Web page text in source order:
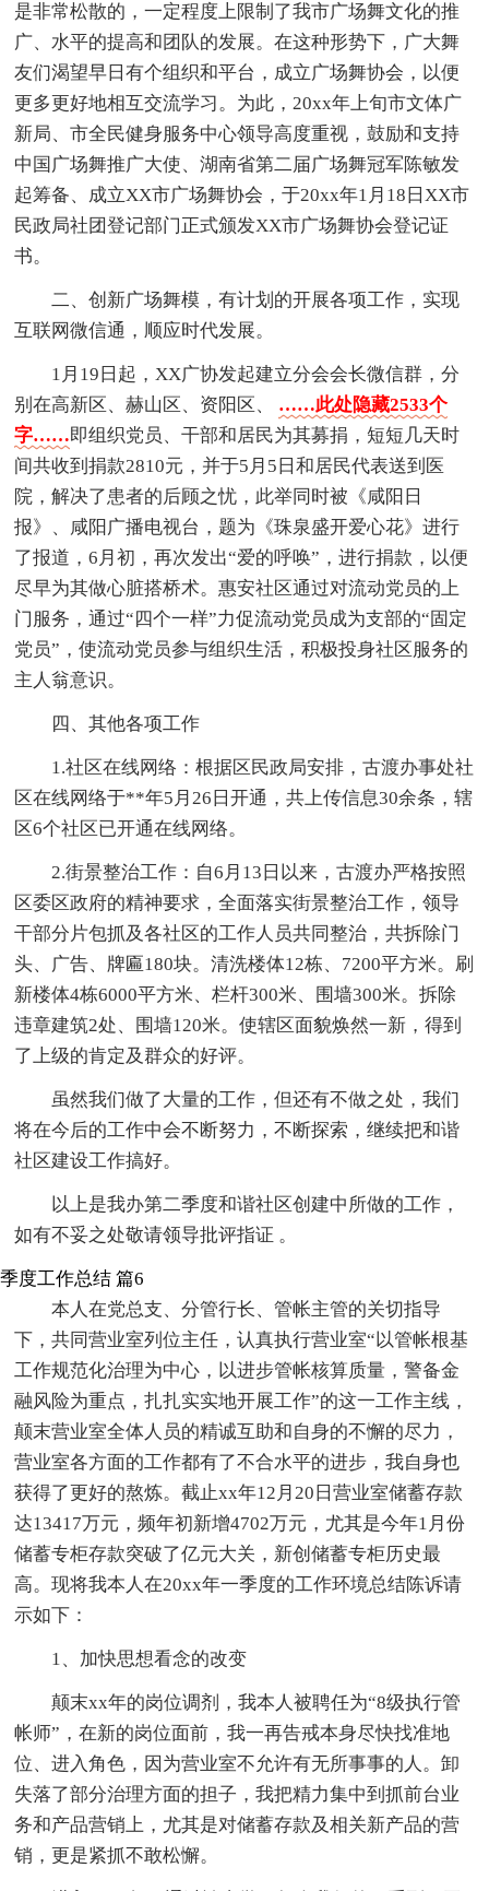
是非常松散的，一定程度上限制了我市广场舞文化的推
广、水平的提高和团队的发展。在这种形势下，广大舞
友们渴望早日有个组织和平台，成立广场舞协会，以便
更多更好地相互交流学习。为此，20xx年上旬市文体广
新局、市全民健身服务中心领导高度重视，鼓励和支持
中国广场舞推广大使、湖南省第二届广场舞冠军陈敏发
起筹备、成立XX市广场舞协会，于20xx年1月18日XX市
民政局社团登记部门正式颁发XX市广场舞协会登记证
书。
二、创新广场舞模，有计划的开展各项工作，实现
互联网微信通，顺应时代发展。
1月19日起，XX广协发起建立分会会长微信群，分
别在高新区、赫山区、资阳区、 ……此处隐藏2533个
字……即组织党员、干部和居民为其募捐，短短几天时
间共收到捐款2810元，并于5月5日和居民代表送到医
院，解决了患者的后顾之忧，此举同时被《咸阳日
报》、咸阳广播电视台，题为《珠泉盛开爱心花》进行
了报道，6月初，再次发出“爱的呼唤”，进行捐款，以便
尽早为其做心脏搭桥术。惠安社区通过对流动党员的上
门服务，通过“四个一样”力促流动党员成为支部的“固定
党员”，使流动党员参与组织生活，积极投身社区服务的
主人翁意识。
四、其他各项工作
1.社区在线网络：根据区民政局安排，古渡办事处社
区在线网络于**年5月26日开通，共上传信息30余条，辖
区6个社区已开通在线网络。
2.街景整治工作：自6月13日以来，古渡办严格按照
区委区政府的精神要求，全面落实街景整治工作，领导
干部分片包抓及各社区的工作人员共同整治，共拆除门
头、广告、牌匾180块。清洗楼体12栋、7200平方米。刷
新楼体4栋6000平方米、栏杆300米、围墙300米。拆除
违章建筑2处、围墙120米。使辖区面貌焕然一新，得到
了上级的肯定及群众的好评。
虽然我们做了大量的工作，但还有不做之处，我们
将在今后的工作中会不断努力，不断探索，继续把和谐
社区建设工作搞好。
以上是我办第二季度和谐社区创建中所做的工作，
如有不妥之处敬请领导批评指证 。
季度工作总结 篇6
本人在党总支、分管行长、管帐主管的关切指导
下，共同营业室列位主任，认真执行营业室“以管帐根基
工作规范化治理为中心，以进步管帐核算质量，警备金
融风险为重点，扎扎实实地开展工作”的这一工作主线，
颠末营业室全体人员的精诚互助和自身的不懈的尽力，
营业室各方面的工作都有了不合水平的进步，我自身也
获得了更好的熬炼。截止xx年12月20日营业室储蓄存款
达13417万元，频年初新增4702万元，尤其是今年1月份
储蓄专柜存款突破了亿元大关，新创储蓄专柜历史最
高。现将我本人在20xx年一季度的工作环境总结陈诉请
示如下：
1、加快思想看念的改变
颠末xx年的岗位调剂，我本人被聘任为“8级执行管
帐师”，在新的岗位面前，我一再告戒本身尽快找准地
位、进入角色，因为营业室不允许有无所事事的人。卸
失落了部分治理方面的担子，我把精力集中到抓前台业
务和产品营销上，尤其是对储蓄存款及相关新产品的营
销，更是紧抓不敢松懈。